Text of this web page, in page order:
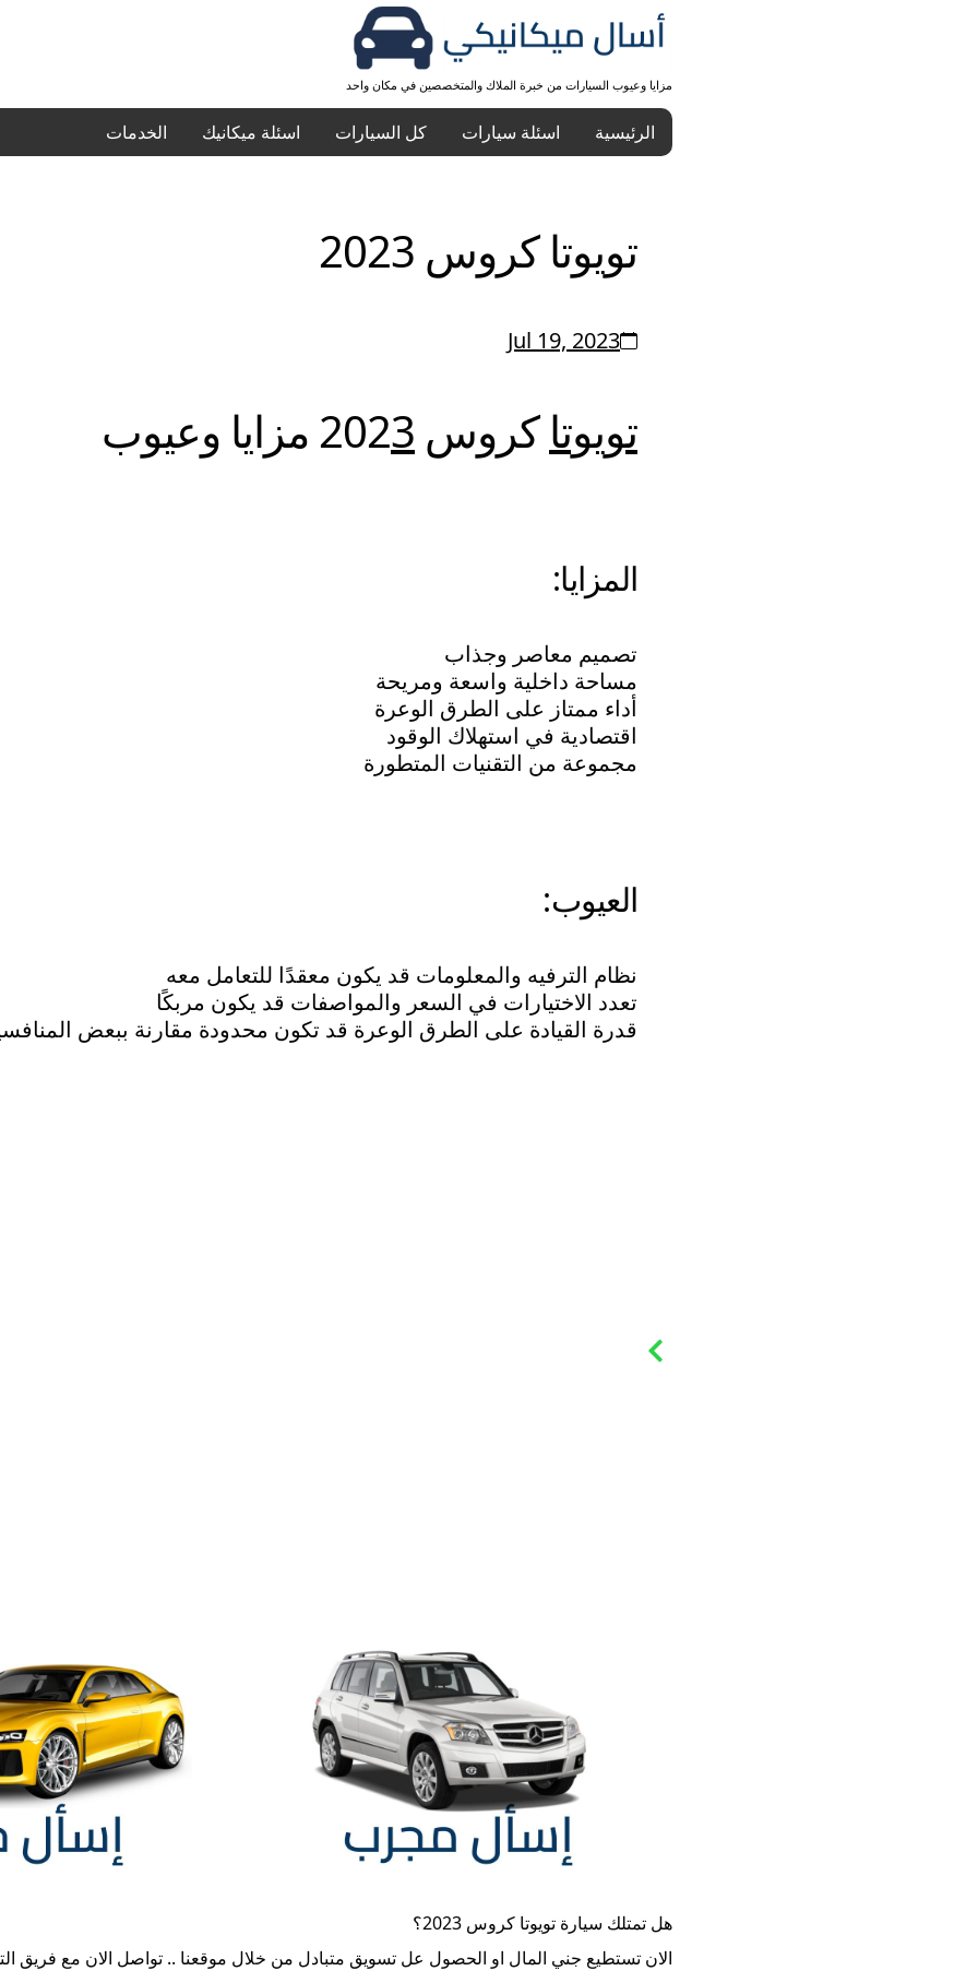
مزايا وعيوب السيارات من خبرة الملاك والمتخصصين في مكان واحد
الرئيسية اسئلة سيارات كل السيارات اسئلة ميكانيك الخدمات
تويوتا كروس 2023
Jul 19, 2023
تويوتا كروس 202 3 مزايا وعيوب
المزايا:
تصميم معاصر وجذاب
مساحة داخلية واسعة ومريحة
أداء ممتاز على الطرق الوعرة
اقتصادية في استهلاك الوقود
مجموعة من التقنيات المتطورة
العيوب:
نظام الترفيه والمعلومات قد يكون معقدًا للتعامل معه
تعدد الاختيارات في السعر والمواصفات قد يكون مربكًا
قدرة القيادة على الطرق الوعرة قد تكون محدودة مقارنة ببعض
هل تمتلك سيارة تويوتا كروس 2023
؟
الان تستطيع جني المال او الحصول عل تسويق متبادل من خلال موقعنا .. تواصل الان مع فريق